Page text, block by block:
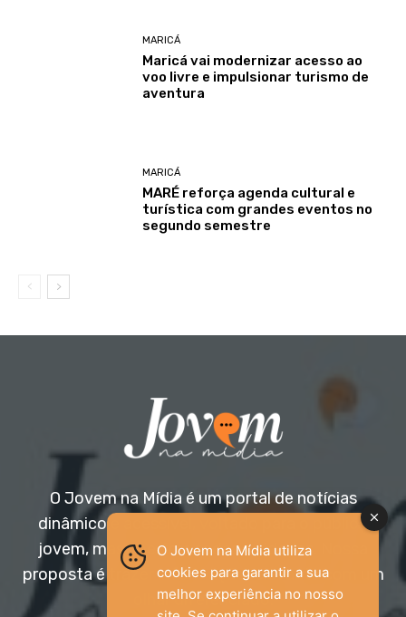
MARICÁ
Maricá vai modernizar acesso ao
voo livre e impulsionar turismo de
aventura
MARICÁ
MARÉ reforça agenda cultural e
turística com grandes eventos no
segundo semestre
O Jovem na Mídia é um portal de notícias
dinâmico e acessível, voltado para o público
jovem, mas aberto a todas as idades. Nossa
proposta é trazer informação relevante com um
olhar diferenciado.
O Jovem na Mídia utiliza
cookies para garantir a sua
melhor experiência no nosso